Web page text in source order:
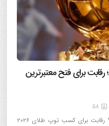
۱۰ مدعی اصلی توپ طلای ۲۰۲۶؛ رقابت برای فتح معتبرترین
58
توپ طلای ۲۰۲۶ به چه کسی می‌رسد؟ رقابت برای کسب توپ طلای ۲۰۲۶